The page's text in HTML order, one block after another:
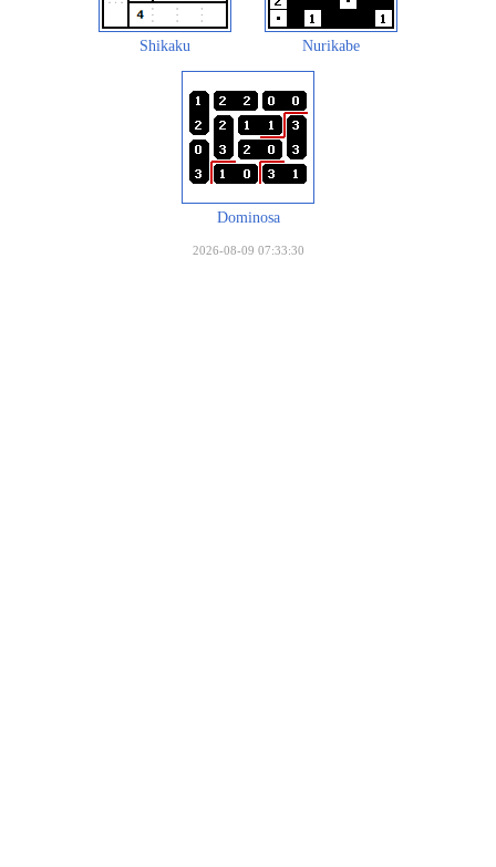
Shikaku Nurikabe
Dominosa
2026-08-09 07:33:30